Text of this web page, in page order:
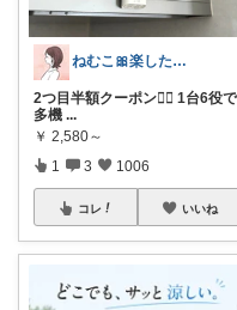
ねむこ🎀楽したいママの購入品ほぼオリ写
2つ目半額クーポン❤️‍🔥 1台6役で
多機 ...
￥ 2,580～
1 3 1006
コレ いいね